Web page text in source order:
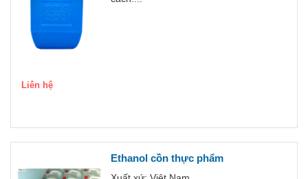
Liên hệ
Ethanol cồn thực phẩm